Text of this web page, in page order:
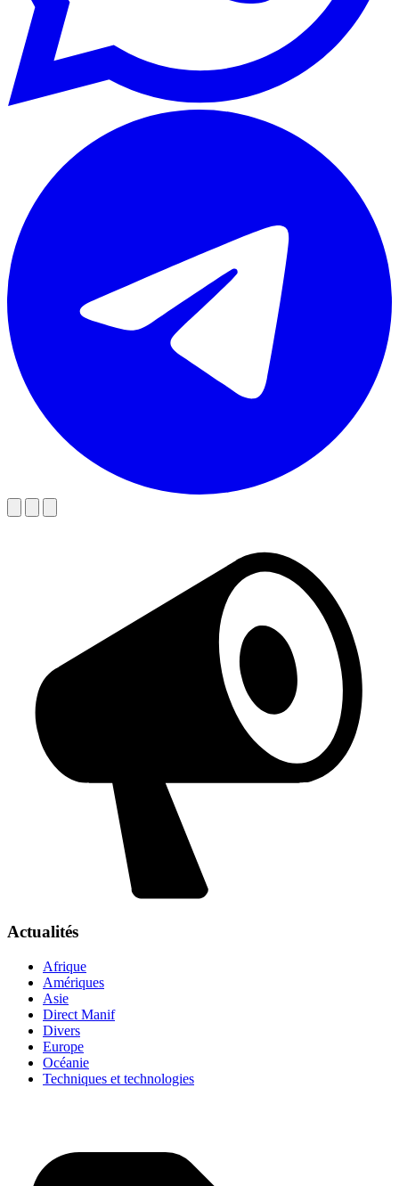
Actualités
Afrique
Amériques
Asie
Direct Manif
Divers
Europe
Océanie
Techniques et technologies